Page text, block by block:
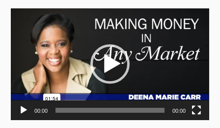
Player
00:00 00:00